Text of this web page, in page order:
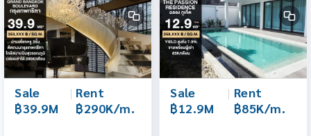
Sale
฿39.9M
| Rent
฿290K/m.
Sale
฿12.9M
| Rent
฿85K/m.